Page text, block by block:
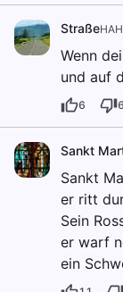
Straße
Wenn
und auf
6 6
Sankt
Sankt
er ritt
Sein
er warf
ein